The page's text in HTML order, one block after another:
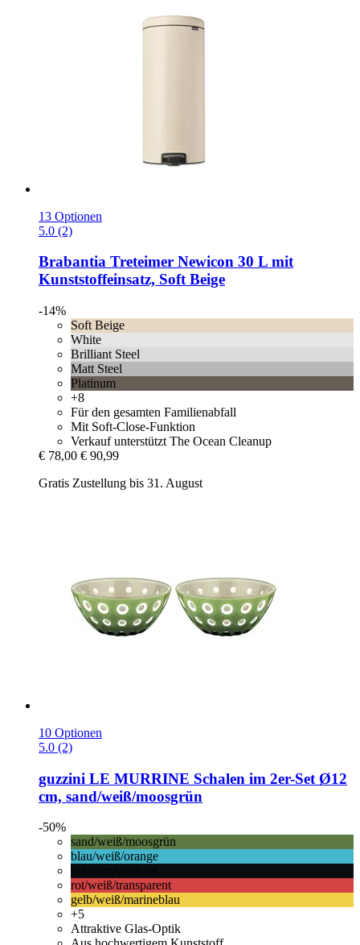
13 Optionen
5.0 (2)
Brabantia Treteimer Newicon 30 L mit
Kunststoffeinsatz, Soft Beige
-14%
Soft Beige
White
Brilliant Steel
Matt Steel
Platinum
+8
Für den gesamten Familienabfall
Mit Soft-Close-Funktion
Verkauf unterstützt The Ocean Cleanup
€ 78,00 € 90,99
Gratis Zustellung bis 31. August
10 Optionen
5.0 (2)
guzzini LE MURRINE Schalen im 2er-​Set Ø12
cm, sand/weiß/moosgrün
-50%
sand/weiß/moosgrün
blau/weiß/orange
rot/weiß/transparent
gelb/weiß/marineblau
+5
Attraktive Glas-Optik